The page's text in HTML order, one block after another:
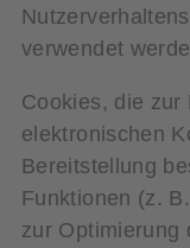
verwendet
Cookies, die zur
elektronischen
Bereitstellung
Funktionen (z.
zur Optimierung